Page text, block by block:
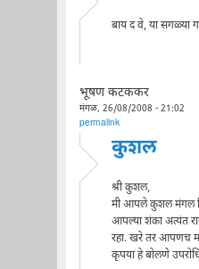
बाय द वे, या
भूषण कटककर
मंगळ, 26/08/2008 - 21:02
permalink
कुशल
श्री कुशल,
मी आपले कुशल मंगल
आपल्या शंका अत्यंत
रहा. खरे तर आपणच
कृपया हे बोलणे